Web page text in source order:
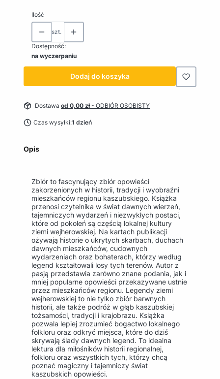
Ilość
szt.
Dostępność:
na wyczerpaniu
Dodaj do koszyka
Dostawa od 0,00 zł- ODBIÓR OSOBISTY
Czas wysyłki:1 dzień
Opis
Zbiór to fascynujący zbiór opowieści
zakorzenionych w historii, tradycji i wyobraźni
mieszkańców regionu kaszubskiego. Książka
przenosi czytelnika w świat dawnych wierzeń,
tajemniczych wydarzeń i niezwykłych postaci,
które od pokoleń są częścią lokalnej kultury
ziemi wejherowskiej. Na kartach publikacji
ożywają historie o ukrytych skarbach, duchach
dawnych mieszkańców, cudownych
wydarzeniach oraz bohaterach, którzy według
legend kształtowali losy tych terenów. Autor z
pasją przedstawia zarówno znane podania, jak i
mniej popularne opowieści przekazywane ustnie
przez mieszkańców regionu. Legendy ziemi
wejherowskiej to nie tylko zbiór barwnych
historii, ale także podróż w głąb kaszubskiej
tożsamości, tradycji i krajobrazu. Książka
pozwala lepiej zrozumieć bogactwo lokalnego
folkloru oraz odkryć miejsca, które do dziś
skrywają ślady dawnych legend. To idealna
lektura dla miłośników historii regionalnej,
folkloru oraz wszystkich tych, którzy chcą
poznać magiczny i tajemniczy świat
kaszubskich opowieści.